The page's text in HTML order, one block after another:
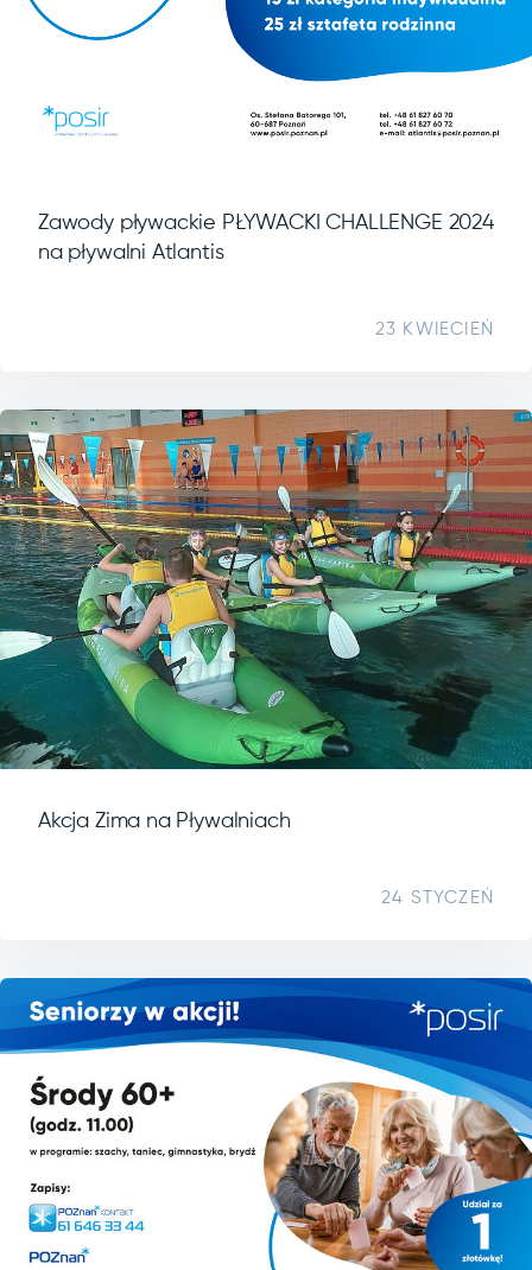
Zawody pływackie PŁYWACKI CHALLENGE 2024
na pływalni Atlantis
23 KWIECIEŃ
Akcja Zima na Pływalniach
24 STYCZEŃ